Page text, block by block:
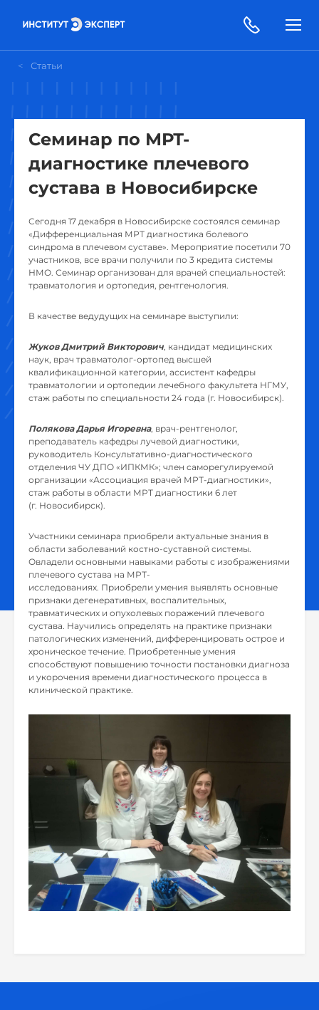
Статьи
Семинар по МРТ-
диагностике плечевого
сустава в Новосибирске
Сегодня 17 декабря в Новосибирске состоялся семинар
«Дифференциальная МРТ диагностика болевого
синдрома в плечевом суставе». Мероприятие посетили 70
участников, все врачи получили по 3 кредита системы
НМО. Семинар организован для врачей специальностей:
травматология и ортопедия, рентгенология.
В качестве ведудущих на семинаре выступили:
Жуков Дмитрий Викторович, кандидат медицинских
наук, врач травматолог-ортопед высшей
квалификационной категории, ассистент кафедры
травматологии и ортопедии лечебного факультета НГМУ,
стаж работы по специальности 24 года (г. Новосибирск).
Полякова Дарья Игоревна, врач-рентгенолог,
преподаватель кафедры лучевой диагностики,
руководитель Консультативно-диагностического
отделения ЧУ ДПО «ИПКМК»; член саморегулируемой
организации «Ассоциация врачей МРТ-диагностики»,
стаж работы в области МРТ диагностики 6 лет
(г. Новосибирск).
Участники семинара приобрели актуальные знания в
области заболеваний костно-суставной системы.
Овладели основными навыками работы с изображениями
плечевого сустава на МРТ-
исследованиях. Приобрели умения выявлять основные
признаки дегенеративных, воспалительных,
травматических и опухолевых поражений плечевого
сустава. Научились определять на практике признаки
патологических изменений, дифференцировать острое и
хроническое течение. Приобретенные умения
способствуют повышению точности постановки диагноза
и укорочения времени диагностического процесса в
клинической практике.